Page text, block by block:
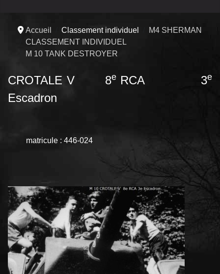
Accueil Classement individuel
M4 SHERMAN
CLASSEMENT INDIVIDUEL
M 10 TANK DESTROYER
CROTALE V 8eRCA 3e
Escadron
matricule : 446-024